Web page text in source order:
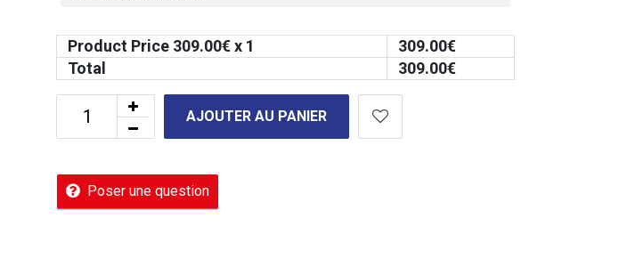
Product Price 309.00€ x 1 309.00€
Total
309.00€
AJOUTER AU PANIER
Poser une question